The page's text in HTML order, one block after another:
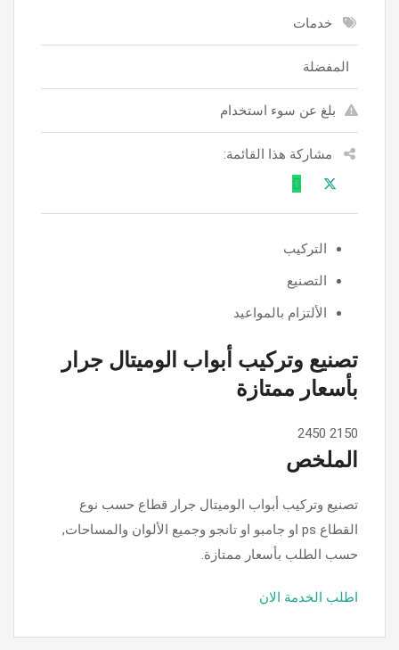
خدمات
المفضلة
بلغ عن سوء استخدام
مشاركة هذا القائمة:
التركيب
التصنيع
الألتزام بالمواعيد
تصنيع وتركيب أبواب الوميتال جرار
بأسعار ممتازة
2150
2450
الملخص
تصنيع وتركيب أبواب الوميتال جرار قطاع حسب نوع
القطاع ps او جامبو او تانجو وجميع الألوان والمساحات,
حسب الطلب بأسعار ممتازة.
اطلب الخدمة الان